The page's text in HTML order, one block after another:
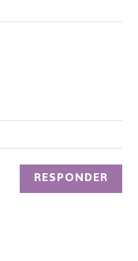
RESPONDER